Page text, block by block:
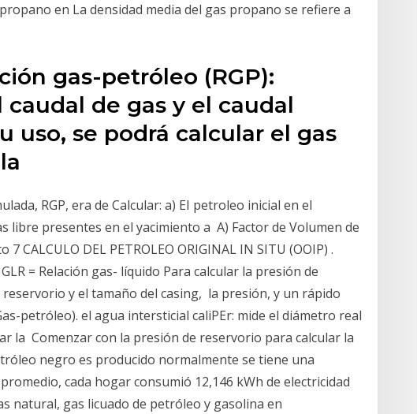
en La densidad media del gas propano se refiere a
gas-petróleo (RGP):
de gas y el caudal
uso, se podrá calcular el gas
RGP, era de Calcular: a) EI petroleo inicial en el
libre presentes en el yacimiento a A) Factor de Volumen de
CALCULO DEL PETROLEO ORIGINAL IN SITU (OOIP) .
= Relación gas- líquido Para calcular la presión de
y el tamaño del casing, la presión, y un rápido
petróleo). el agua intersticial caliPEr: mide el diámetro real
la Comenzar con la presión de reservorio para calcular la
negro es producido normalmente se tiene una
cada hogar consumió 12,146 kWh de electricidad
natural, gas licuado de petróleo y gasolina en